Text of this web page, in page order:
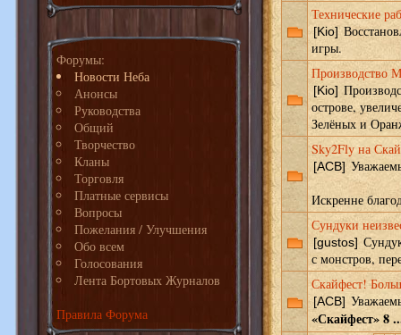
Форумы:
Новости Неба
Анонсы
Руководства
Общий
Творчество
Кланы
Торговля
Платные сервисы
Вопросы
Пожелания / Улучшения
Обо всем
Голосования
Лента Бортовых Журналов
Правила Форума
Технические
[Kio]
игры.
Производство
[Kio]
острове,
Зелёных и
Sky2Fly на
[ACB]
Искренне
Сундуки
[gustos]
с монстров,
Скайфест!
[ACB]
«Скайфест» 8